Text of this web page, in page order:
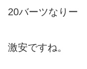
20バーツなりー
激安ですね。